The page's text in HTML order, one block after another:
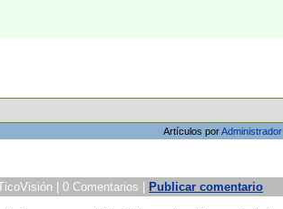
Artículos porAdministrador
| 0 Comentarios |
Publicar comentario